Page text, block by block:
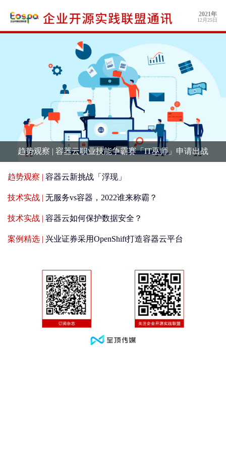
2021年
12月25日
趋势观察 | 容器云职业技能争霸赛「IT巫师」申请出战
趋势观察 | 容器云新挑战「浮现」
技术实战 | 无服务vs容器，2022谁来称霸？
技术实战 | 容器云如何保护数据安全？
案例精选 | 兴业证券采用OpenShift打造容器云平台